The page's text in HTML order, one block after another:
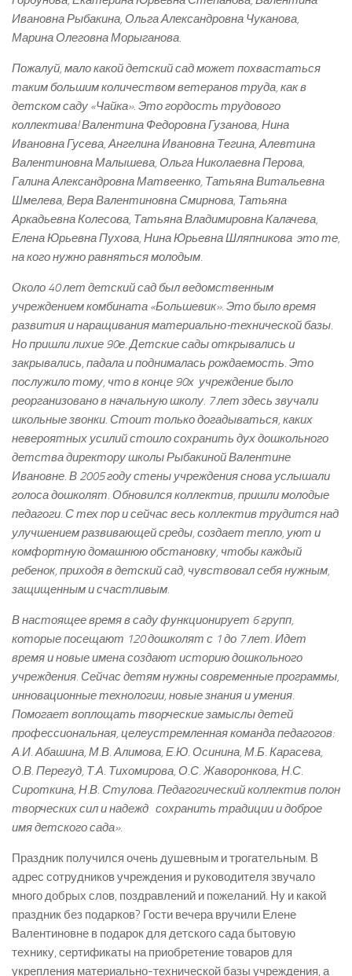
Ивановна Рыбакина, Ольга Александровна Чуканова,
Марина Олеговна Морыганова.
Пожалуй, мало какой детский сад может похвастаться
таким большим количеством ветеранов труда, как в
детском саду «Чайка». Это гордость трудового
коллектива! Валентина Федоровна Гузанова, Нина
Ивановна Гусева, Ангелина Ивановна Тегина, Алевтина
Валентиновна Малышева, Ольга Николаевна Перова,
Галина Александровна Матвеенко, Татьяна Витальевна
Шмелева, Вера Валентиновна Смирнова, Татьяна
Аркадьевна Колесова, Татьяна Владимировна Калачева,
Елена Юрьевна Пухова, Нина Юрьевна Шляпникова ­ это те,
на кого нужно равняться молодым.
Около 40 лет детский сад был ведомственным
учреждением комбината «Большевик». Это было время
развития и наращивания материально-­технической базы.
Но пришли лихие 90­е. Детские сады открывались и
закрывались, падала и поднималась рождаемость. Это
послужило тому, что в конце 90­х учреждение было
реорганизовано в начальную школу. 7 лет здесь звучали
школьные звонки. Стоит только догадываться, каких
невероятных усилий стоило сохранить дух дошкольного
детства директору школы Рыбакиной Валентине
Ивановне. В 2005 году стены учреждения снова услышали
голоса дошколят. Обновился коллектив, пришли молодые
педагоги. С тех пор и сейчас весь коллектив трудится над
улучшением развивающей среды, создает тепло, уют и
комфортную домашнюю обстановку, чтобы каждый
ребенок, приходя в детский сад, чувствовал себя нужным,
защищенным и счастливым.
В настоящее время в саду функционирует 6 групп,
которые посещают 120 дошколят с 1 до 7 лет. Идет
время и новые имена создают историю дошкольного
учреждения. Сейчас детям нужны современные программы,
инновационные технологии, новые знания и умения.
Помогает воплощать творческие замыслы детей
профессиональная, целеустремленная команда педагогов:
А.И. Абашина, М.В. Алимова, Е.Ю. Осинина, М.Б. Карасева,
О.В. Перегуд, Т.А. Тихомирова, О.С. Жаворонкова, Н.С.
Сироткина, Н.В. Стулова. Педагогический коллектив полон
творческих сил и надежд ­ сохранить традиции и доброе
имя детского сада».
Праздник получился очень душевным и трогательным. В
адрес сотрудников учреждения и руководителя звучало
много добрых слов, поздравлений и пожеланий. Ну и какой
праздник без подарков? Гости вечера вручили Елене
Валентиновне в подарок для детского сада бытовую
технику, сертификаты на приобретение товаров для
укрепления материально-­технической базы учреждения, а